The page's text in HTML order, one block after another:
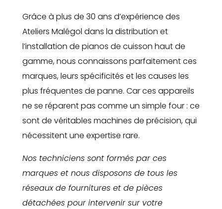
Grâce à plus de 30 ans d’expérience des
Ateliers Malégol dans la distribution et
l’installation de pianos de cuisson haut de
gamme, nous connaissons parfaitement ces
marques, leurs spécificités et les causes les
plus fréquentes de panne. Car ces appareils
ne se réparent pas comme un simple four : ce
sont de véritables machines de précision, qui
nécessitent une expertise rare.
Nos techniciens sont formés par ces
marques et nous disposons de tous les
réseaux de fournitures et de pièces
détachées pour intervenir sur votre